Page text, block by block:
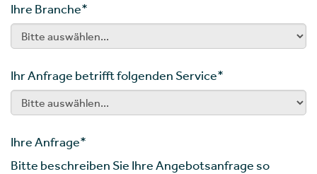
Ihre Branche*
Ihr Anfrage betrifft folgenden Service*
Ihre Anfrage*
Bitte beschreiben Sie Ihre Angebotsanfrage so